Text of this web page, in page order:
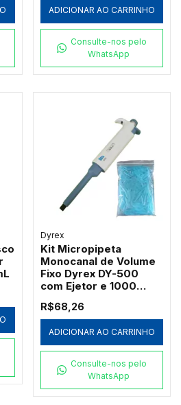
ADICIONAR AO CARRINHO
Consulte-nos pelo
WhatsApp
Dyrex
Kit Micropipeta
Monocanal de Volume
Fixo Dyrex DY-500
com Ejetor e 1000
Redplast 500µL
R$68,26
ADICIONAR AO CARRINHO
Consulte-nos pelo
WhatsApp